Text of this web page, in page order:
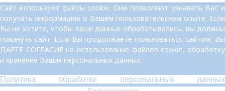
Сайт использует файлы cookie. Они позволяют узнавать Вас и
получать информацию о Вашем пользовательском опыте. Если
Вы не хотите, чтобы ваши данные обрабатывались, вы должны
покинуть сайт. Если Вы продолжаете пользоваться сайтом, Вы
ДАЕТЕ СОГЛАСИЕ на использование файлов cookie, обработку
и хранение Ваших персональных данных.
Политика обработки персональных данных